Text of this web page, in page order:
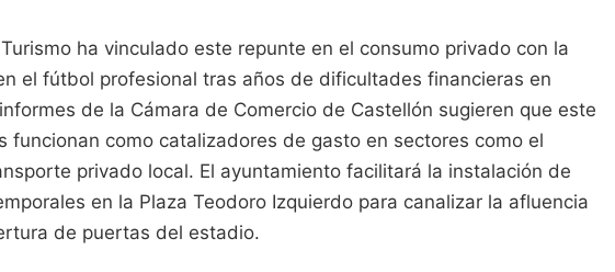
ha vinculado este repunte en el consumo privado con la
el fútbol profesional tras años de dificultades financieras en
de la Cámara de Comercio de Castellón sugieren que este
funcionan como catalizadores de gasto en sectores como el
privado local. El ayuntamiento facilitará la instalación de
en la Plaza Teodoro Izquierdo para canalizar la afluencia
de puertas del estadio.